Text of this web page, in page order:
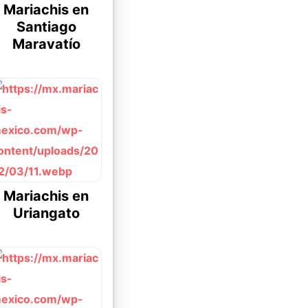
Mariachis en
Santiago
Maravatío
Mariachis en
Uriangato